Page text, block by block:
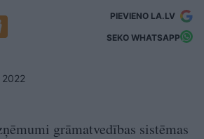
PIEVIENO LA.LV
SEKO WHATSAPP
grāmatvedības sistēmas